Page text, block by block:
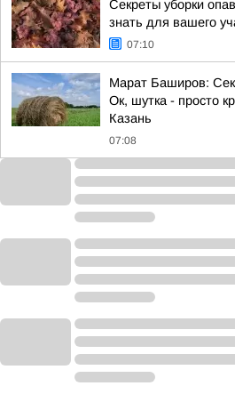
Секреты уборки
знать для вашего
07:10
Марат Баширов:
Ок, шутка - просто
Казань
07:08